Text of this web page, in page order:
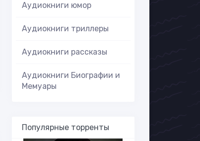
Аудиокниги юмор
Аудиокниги триллеры
Аудиокниги рассказы
Аудиокниги Биографии и
Мемуары
Популярные торренты